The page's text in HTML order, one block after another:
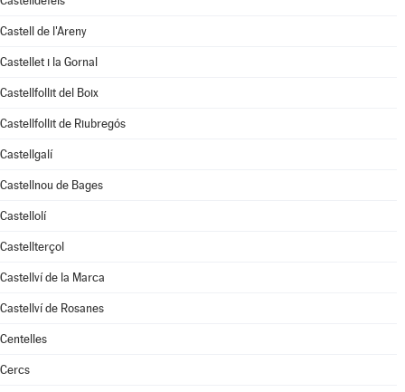
Castell de l'Areny
Castellet i la Gornal
Castellfollit del Boix
Castellfollit de Riubregós
Castellgalí
Castellnou de Bages
Castellolí
Castellterçol
Castellví de la Marca
Castellví de Rosanes
Centelles
Cercs